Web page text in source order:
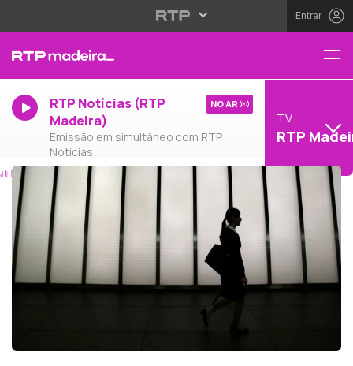
Entrar
RTP Notícias (RTP
Madeira)
Emissão em simultâneo com RTP
Notícias
NO AR
TV
RTP